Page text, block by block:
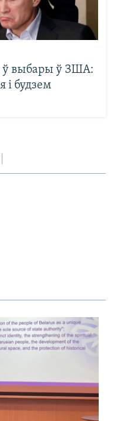
выбары ў ЗША:
і будзем